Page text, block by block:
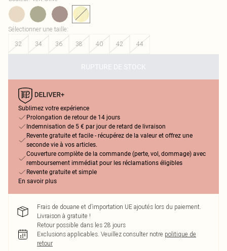
Sélectionner une taille:
32
34 36 38 40 42 44
RUPTURE DE STOCK
Sublimez votre expérience
Prolongation de retour de 14 jours
Indemnisation de 5 € par jour de retard de livraison
Revente gratuite et facile - récupérez de la valeur et offrez une
seconde vie à vos articles.
Couverture complète de la commande (perte, vol, dommage) avec
remboursement immédiat pour les réclamations éligibles
Revente gratuite et simple
En savoir plus
Frais de douane et d’importation UE ajoutés lors du paiement.
Livraison à gratuite !
Retour possible dans les 28 jours
Exclusions applicables. Veuillez consulter notre politique de
retour